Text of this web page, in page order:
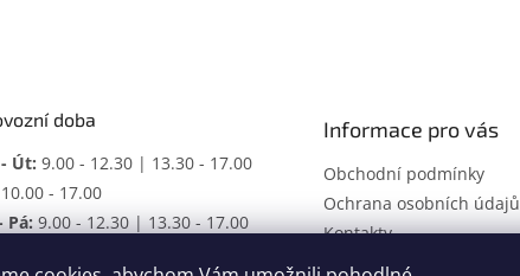
doba
Út: 9.00 - 12.30 | 13.30 - 17.00
10.00 - 17.00
Pá:9.00 - 12.30 | 13.30 - 17.00
Informace pro vás
Obchodní podmínky
Ochrana osobních údajů
Kontakty